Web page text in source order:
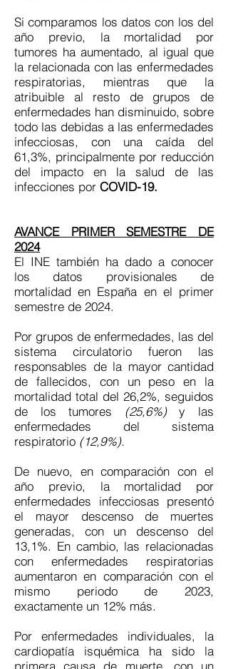
Si comparamos los datos con los del
año previo, la mortalidad por
tumores ha aumentado, al igual que
la relacionada con las enfermedades
respiratorias, mientras que la
atribuible al resto de grupos de
enfermedades han disminuido, sobre
todo las debidas a las enfermedades
infecciosas, con una caída del
61,3%, principalmente por reducción
del impacto en la salud de las
infecciones por COVID-19.
AVANCE PRIMER SEMESTRE DE
2024
El INE también ha dado a conocer
los datos provisionales de
mortalidad en España en el primer
semestre de 2024.
Por grupos de enfermedades, las del
sistema circulatorio fueron las
responsables de la mayor cantidad
de fallecidos, con un peso en la
mortalidad total del 26,2%, seguidos
de los tumores (25,6%)y las
enfermedades del sistema
respiratorio (12,9%).
De nuevo, en comparación con el
año previo, la mortalidad por
enfermedades infecciosas presentó
el mayor descenso de muertes
generadas, con un descenso del
13,1%. En cambio, las relacionadas
con enfermedades respiratorias
aumentaron en comparación con el
mismo periodo de 2023,
exactamente un 12% más.
Por enfermedades individuales, la
cardiopatía isquémica ha sido la
primera causa de muerte, con un